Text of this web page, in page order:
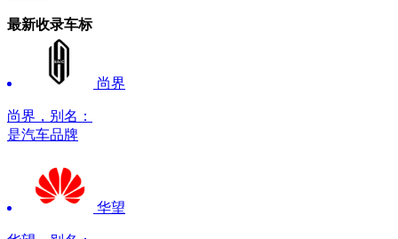
最新收录车标
尚界
尚界，别名：
是汽车品牌
华望